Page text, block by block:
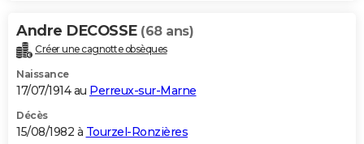
Andre DECOSSE (68 ans)
Créer une cagnotte obsèques
Naissance
17/07/1914 au Perreux-sur-Marne
Décès
15/08/1982 à Tourzel-Ronzières